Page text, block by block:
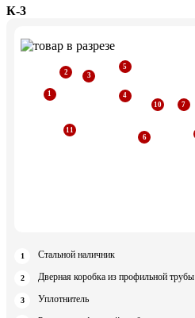
К-3
Стальной наличник
Дверная коробка из профильной трубы
Уплотнитель